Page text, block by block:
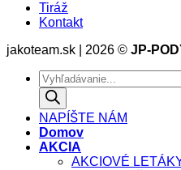
Tiráž
Kontakt
jakoteam.sk | 2026 © JP-
Products
search
NAPÍŠTE NÁM
Domov
AKCIA
AKCIOVÉ